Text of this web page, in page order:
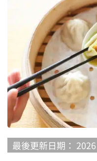
最後更新日期：